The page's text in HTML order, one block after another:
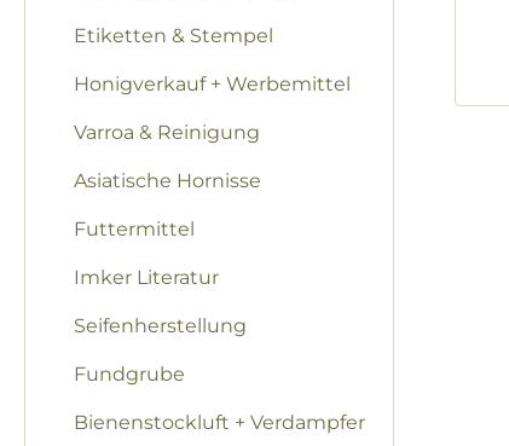
Etiketten & Stempel
Honigverkauf + Werbemittel
Varroa & Reinigung
Asiatische Hornisse
Futtermittel
Imker Literatur
Seifenherstellung
Fundgrube
Bienenstockluft + Verdampfer